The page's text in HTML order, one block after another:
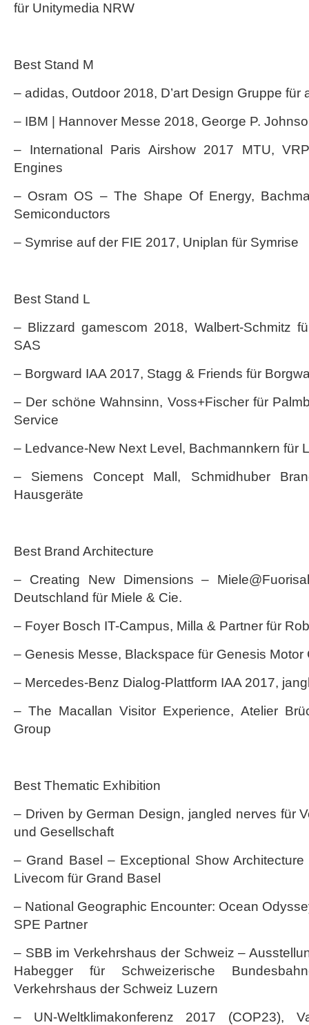
für Unitymedia NRW
Best Stand M
– adidas, Outdoor 2018, D’art Design Gruppe für
– IBM | Hannover Messe 2018, George P.
– International Paris Airshow 2017 MTU,
Engines
– Osram OS – The Shape Of Energy,
Semiconductors
– Symrise auf der FIE 2017, Uniplan für Symrise
Best Stand L
– Blizzard gamescom 2018, Walbert-Schmitz
SAS
– Borgward IAA 2017, Stagg & Friends für
– Der schöne Wahnsinn, Voss+Fischer für
Service
– Ledvance-New Next Level, Bachmannkern für
– Siemens Concept Mall, Schmidhuber
Hausgeräte
Best Brand Architecture
– Creating New Dimensions –
Deutschland für Miele & Cie.
– Foyer Bosch IT-Campus, Milla & Partner für
– Genesis Messe, Blackspace für Genesis Motor
– Mercedes-Benz Dialog-Plattform IAA 2017,
– The Macallan Visitor Experience, Atelier
Group
Best Thematic Exhibition
– Driven by German Design, jangled nerves für
und Gesellschaft
– Grand Basel – Exceptional Show Architecture
Livecom für Grand Basel
– National Geographic Encounter: Ocean
SPE Partner
– SBB im Verkehrshaus der Schweiz –
Habegger für Schweizerische
Verkehrshaus der Schweiz Luzern
– UN-Weltklimakonferenz 2017 (COP23),